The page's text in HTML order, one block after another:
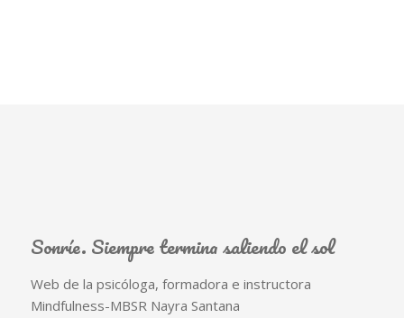
Sonríe. Siempre termina saliendo el sol
Web de la psicóloga, formadora e instructora
Mindfulness-MBSR Nayra Santana